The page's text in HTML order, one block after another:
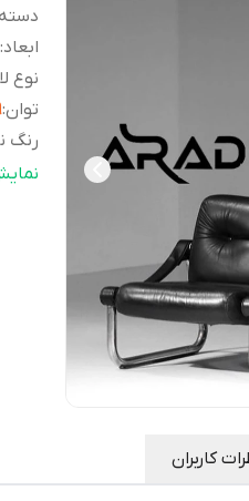
ابعاد:
نوع
توان:
رنگ
رنگ:
کاربران